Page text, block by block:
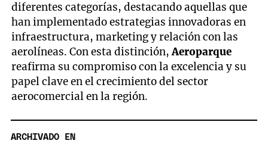
diferentes categorías, destacando aquellas que
han implementado estrategias innovadoras en
infraestructura, marketing y relación con las
aerolíneas. Con esta distinción,Aeroparque
reafirma su compromiso con la excelencia y su
papel clave en el crecimiento del sector
aerocomercial en la región.
ARCHIVADO EN